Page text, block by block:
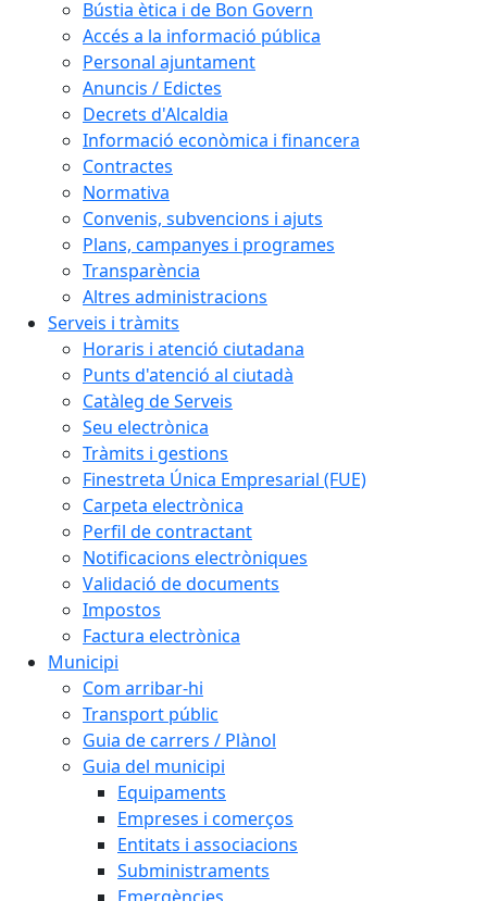
Bústia ètica i de Bon Govern
Accés a la informació pública
Personal ajuntament
Anuncis / Edictes
Decrets d'Alcaldia
Informació econòmica i financera
Contractes
Normativa
Convenis, subvencions i ajuts
Plans, campanyes i programes
Transparència
Altres administracions
Serveis i tràmits
Horaris i atenció ciutadana
Punts d'atenció al ciutadà
Catàleg de Serveis
Seu electrònica
Tràmits i gestions
Finestreta Única Empresarial (FUE)
Carpeta electrònica
Perfil de contractant
Notificacions electròniques
Validació de documents
Impostos
Factura electrònica
Municipi
Com arribar-hi
Transport públic
Guia de carrers / Plànol
Guia del municipi
Equipaments
Empreses i comerços
Entitats i associacions
Subministraments